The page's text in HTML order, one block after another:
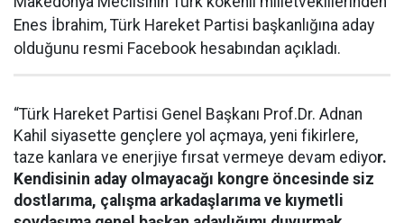
Enes İbrahim, Türk Hareket Partisi başkanlığına aday
olduğunu resmi Facebook hesabından açıkladı.
“Türk Hareket Partisi Genel Başkanı Prof.Dr. Adnan
Kahil siyasette gençlere yol açmaya, yeni fikirlere,
taze kanlara ve enerjiye fırsat vermeye devam ediyor.
Kendisinin aday olmayacağı kongre öncesinde siz
dostlarıma, çalışma arkadaşlarıma ve kıymetli